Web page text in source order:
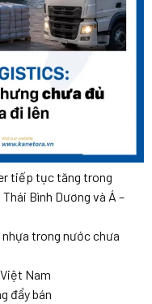
tiếp tục tăng trong
Bình Dương và Á –
trong nước chưa
Nam
đẩy bán